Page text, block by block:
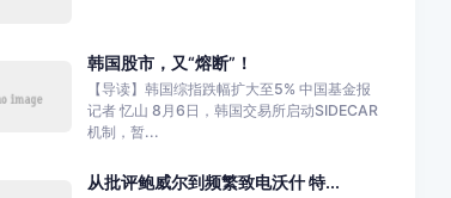
韩国股市，又“熔断”！
【导读】韩国综指跌幅扩大至5% 中国基金报
记者 忆山 8月6日，韩国交易所启动SIDECAR
机制，暂...
从批评鲍威尔到频繁致电沃什 特...